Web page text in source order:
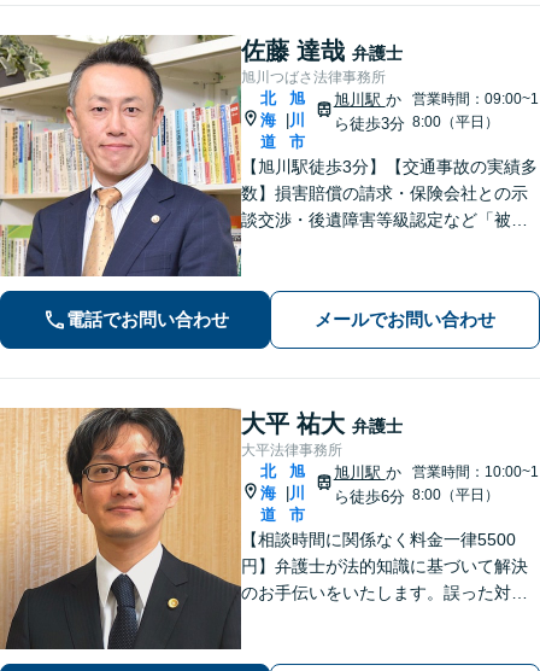
佐藤 達哉 弁護士
旭川つばさ法律事務所
北
海
道
旭
川
市
旭川駅 か
ら徒歩3分
営業時間：09:00~1
8:00（平日）
【旭川駅徒歩3分】【交通事故の実績多
数】損害賠償の請求・保険会社との示
談交渉・後遺障害等級認定など「被害
ど、事故に遭われたらまずご相談を
【初回相談無料】【ビデオ面談可】
電話でお問い合わせ メールでお問い合わせ
大平 祐大 弁護士
大平法律事務所
北
海
道
旭
川
市
旭川駅 か
ら徒歩6分
営業時間：10:00~1
8:00（平日）
【相談時間に関係なく料金一律5500
円】弁護士が法的知識に基づいて解決
のお手伝いをいたします。誤った対応